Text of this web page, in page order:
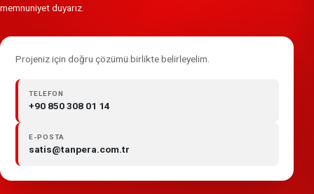
memnuniyet duyarız.
Projeniz için doğru çözümü birlikte belirleyelim.
TELEFON
+90 850 308 01 14
E-POSTA
satis@tanpera.com.tr